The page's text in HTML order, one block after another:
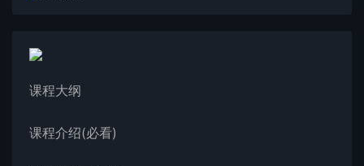
课程大纲
课程介绍(必看)